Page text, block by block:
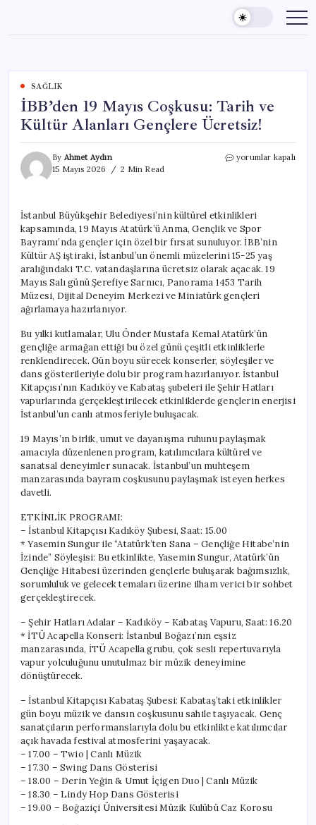
content
SAĞLIK
İBB’den 19 Mayıs Coşkusu: Tarih ve
Kültür Alanları Gençlere Ücretsiz!
By Ahmet Aydın
15 Mayıs 2026
2 Min Read
İBB’den
ve
Kültür
Alanları
Gençlere
Ücretsiz!
için
yorumlar kapalı
İstanbul Büyükşehir Belediyesi’nin kültürel etkinlikleri
kapsamında, 19 Mayıs Atatürk’ü Anma, Gençlik ve Spor
Bayramı’nda gençler için özel bir fırsat sunuluyor. İBB’nin
Kültür AŞ iştiraki, İstanbul’un önemli müzelerini 15-25 yaş
aralığındaki T.C. vatandaşlarına ücretsiz olarak açacak. 19
Mayıs Salı günü Şerefiye Sarnıcı, Panorama 1453 Tarih
Müzesi, Dijital Deneyim Merkezi ve Miniatürk gençleri
ağırlamaya hazırlanıyor.
Bu yılki kutlamalar, Ulu Önder Mustafa Kemal Atatürk’ün
gençliğe armağan ettiği bu özel günü çeşitli etkinliklerle
renklendirecek. Gün boyu sürecek konserler, söyleşiler ve
dans gösterileriyle dolu bir program hazırlanıyor. İstanbul
Kitapçısı’nın Kadıköy ve Kabataş şubeleri ile Şehir Hatları
vapurlarında gerçekleştirilecek etkinliklerde gençlerin enerjisi
İstanbul’un canlı atmosferiyle buluşacak.
19 Mayıs’ın birlik, umut ve dayanışma ruhunu paylaşmak
amacıyla düzenlenen program, katılımcılara kültürel ve
sanatsal deneyimler sunacak. İstanbul’un muhteşem
manzarasında bayram coşkusunu paylaşmak isteyen herkes
davetli.
ETKİNLİK PROGRAMI:
– İstanbul Kitapçısı Kadıköy Şubesi, Saat: 15.00
* Yasemin Sungur ile “Atatürk’ten Sana – Gençliğe Hitabe’nin
İzinde” Söyleşisi: Bu etkinlikte, Yasemin Sungur, Atatürk’ün
Gençliğe Hitabesi üzerinden gençlerle buluşarak bağımsızlık,
sorumluluk ve gelecek temaları üzerine ilham verici bir sohbet
gerçekleştirecek.
– Şehir Hatları Adalar – Kadıköy – Kabataş Vapuru, Saat: 16.20
* İTÜ Acapella Konseri: İstanbul Boğazı’nın eşsiz
manzarasında, İTÜ Acapella grubu, çok sesli repertuvarıyla
vapur yolculuğunu unutulmaz bir müzik deneyimine
dönüştürecek.
– İstanbul Kitapçısı Kabataş Şubesi: Kabataş’taki etkinlikler
gün boyu müzik ve dansın coşkusunu sahile taşıyacak. Genç
sanatçıların performanslarıyla dolu bu etkinlikte katılımcılar
açık havada festival atmosferini yaşayacak.
– 17.00 – Twio | Canlı Müzik
– 17.30 – Swing Dans Gösterisi
– 18.00 – Derin Yeğin & Umut İçigen Duo | Canlı Müzik
– 18.30 – Lindy Hop Dans Gösterisi
– 19.00 – Boğaziçi Üniversitesi Müzik Kulübü Caz Korosu